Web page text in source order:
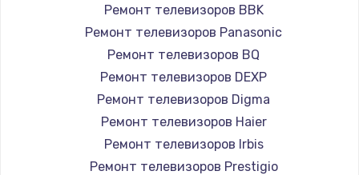
Заказать
Замена картридера
890 руб.
Заказать
Замена микросхемы NFC
Ремонт телевизоров BBK
Ремонт телевизоров Panasonic
Ремонт телевизоров BQ
Ремонт телевизоров DEXP
Ремонт телевизоров Digma
Ремонт телевизоров Haier
Ремонт телевизоров Irbis
Ремонт телевизоров Prestigio